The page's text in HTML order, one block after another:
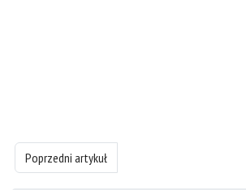
Poprzedni artykuł: 1 Księgę Samuela - rozdział 21
Poprzedni artykuł